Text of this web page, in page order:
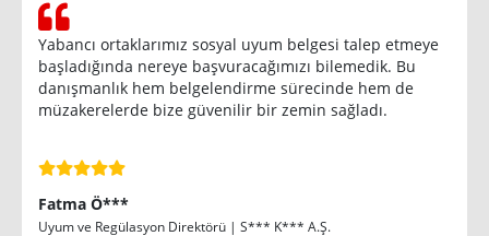
Yabancı ortaklarımız sosyal uyum belgesi talep etmeye
başladığında nereye başvuracağımızı bilemedik. Bu
danışmanlık hem belgelendirme sürecinde hem de
müzakerelerde bize güvenilir bir zemin sağladı.
Fatma Ö***
Uyum ve Regülasyon Direktörü | S*** K*** A.Ş.